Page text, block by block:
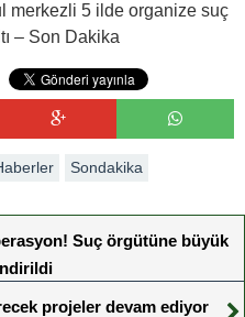
merkezli 5 ilde organize suç
– Son Dakika
Sondakika
Suç örgütüne büyük
projeler devam ediyor